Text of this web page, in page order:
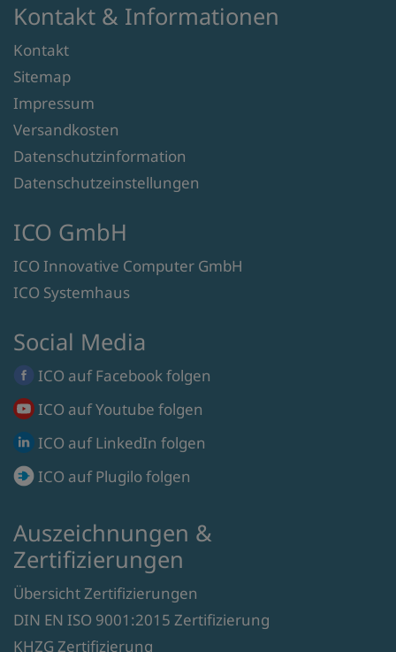
Kontakt & Informationen
Kontakt
Sitemap
Impressum
Versandkosten
Datenschutzinformation
Datenschutzeinstellungen
ICO GmbH
ICO Innovative Computer GmbH
ICO Systemhaus
Social Media
ICO aufFacebookfolgen
ICO aufYoutube folgen
ICO aufLinkedIn folgen
ICO aufPlugilofolgen
Auszeichnungen &
Zertifizierungen
Übersicht Zertifizierungen
DIN EN ISO 9001:2015 Zertifizierung
KHZG Zertifizierung